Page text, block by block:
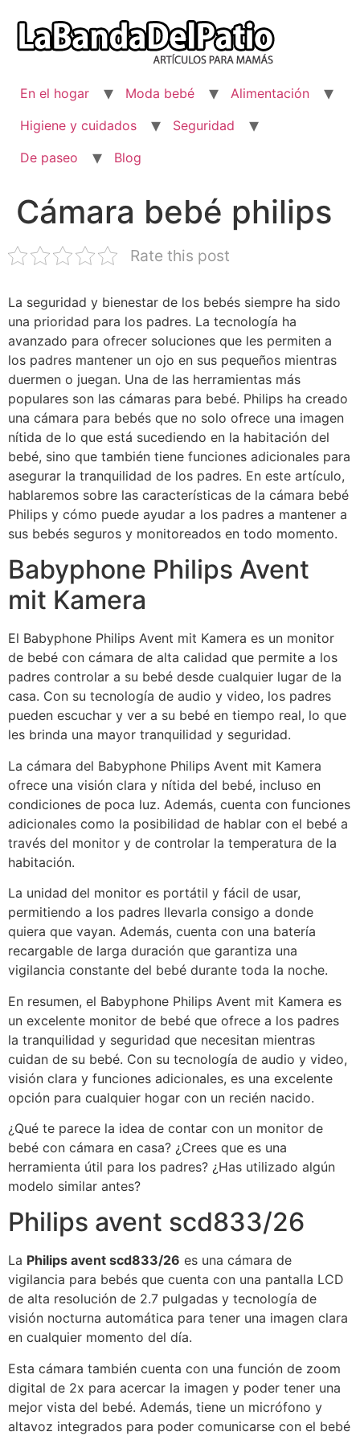
contenido
En el hogar Moda bebé
Alimentación
Higiene y cuidados
Seguridad
De paseo
Blog
Cámara bebé philips
Rate this post
La seguridad y bienestar de los bebés siempre ha sido
una prioridad para los padres. La tecnología ha
avanzado para ofrecer soluciones que les permiten a
los padres mantener un ojo en sus pequeños mientras
duermen o juegan. Una de las herramientas más
populares son las cámaras para bebé. Philips ha creado
una cámara para bebés que no solo ofrece una imagen
nítida de lo que está sucediendo en la habitación del
bebé, sino que también tiene funciones adicionales para
asegurar la tranquilidad de los padres. En este artículo,
hablaremos sobre las características de la cámara bebé
Philips y cómo puede ayudar a los padres a mantener a
sus bebés seguros y monitoreados en todo momento.
Babyphone Philips Avent
mit Kamera
El Babyphone Philips Avent mit Kamera es un monitor
de bebé con cámara de alta calidad que permite a los
padres controlar a su bebé desde cualquier lugar de la
casa. Con su tecnología de audio y video, los padres
pueden escuchar y ver a su bebé en tiempo real, lo que
les brinda una mayor tranquilidad y seguridad.
La cámara del Babyphone Philips Avent mit Kamera
ofrece una visión clara y nítida del bebé, incluso en
condiciones de poca luz. Además, cuenta con funciones
adicionales como la posibilidad de hablar con el bebé a
través del monitor y de controlar la temperatura de la
habitación.
La unidad del monitor es portátil y fácil de usar,
permitiendo a los padres llevarla consigo a donde
quiera que vayan. Además, cuenta con una batería
recargable de larga duración que garantiza una
vigilancia constante del bebé durante toda la noche.
En resumen, el Babyphone Philips Avent mit Kamera es
un excelente monitor de bebé que ofrece a los padres
la tranquilidad y seguridad que necesitan mientras
cuidan de su bebé. Con su tecnología de audio y video,
visión clara y funciones adicionales, es una excelente
opción para cualquier hogar con un recién nacido.
¿Qué te parece la idea de contar con un monitor de
bebé con cámara en casa? ¿Crees que es una
herramienta útil para los padres? ¿Has utilizado algún
modelo similar antes?
Philips avent scd833/26
La Philips avent scd833/26 es una cámara de
vigilancia para bebés que cuenta con una pantalla LCD
de alta resolución de 2.7 pulgadas y tecnología de
visión nocturna automática para tener una imagen clara
en cualquier momento del día.
Esta cámara también cuenta con una función de zoom
digital de 2x para acercar la imagen y poder tener una
mejor vista del bebé. Además, tiene un micrófono y
altavoz integrados para poder comunicarse con el bebé